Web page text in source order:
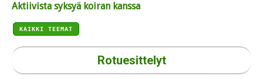
Aktiivista syksyä koiran kanssa
KAIKKI TEEMAT
Rotuesittelyt